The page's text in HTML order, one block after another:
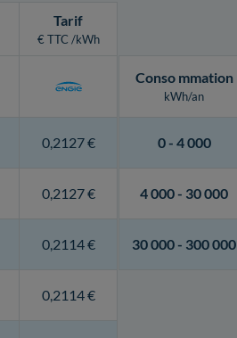
Tarif
€ TTC /kWh
0,2127 €
0,2127 €
0,2114 €
0,2114 €
Conso mmation
kWh/an
0 - 4 000
4 000 - 30 000
30 000 - 300 000